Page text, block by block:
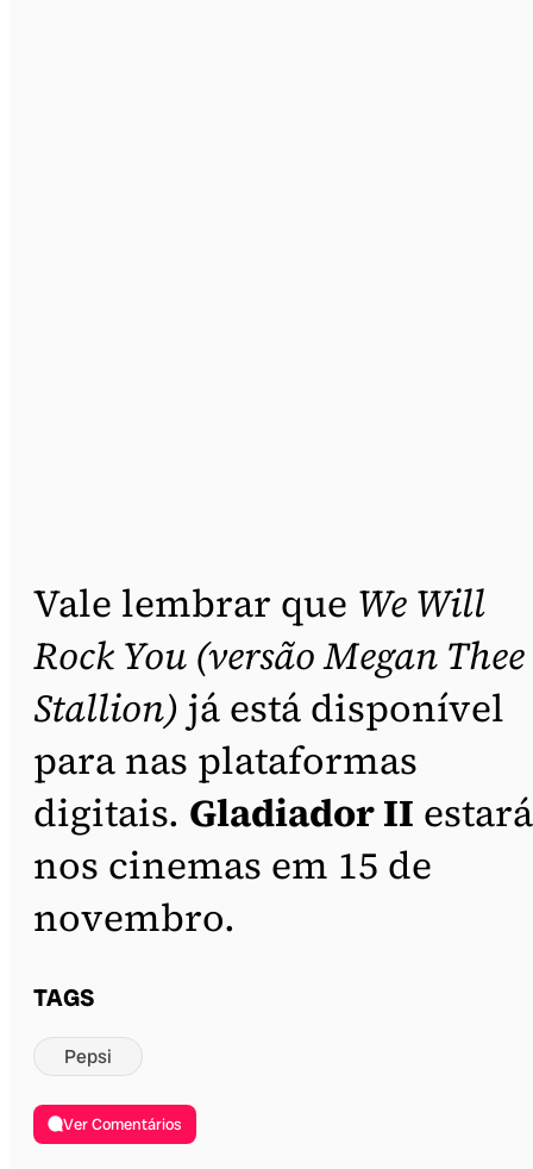
Vale lembrar que We Will
Rock You (versão Megan Thee
Stallion) já está disponível
para nas plataformas
digitais. Gladiador II estará
nos cinemas em 15 de
novembro.
TAGS
Pepsi
Ver Comentários